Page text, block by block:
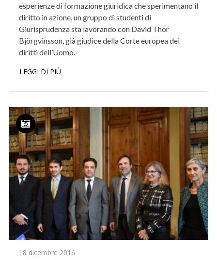
esperienze di formazione giuridica che sperimentano il
diritto in azione, un gruppo di studenti di
Giurisprudenza sta lavorando con David Thór
Björgvinsson, già giudice della Corte europea dei
diritti dell’Uomo.
LEGGI DI PIÙ
18 dicembre 2016